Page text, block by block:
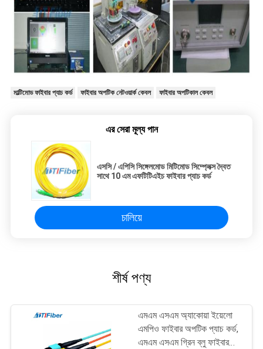
মাল্টিমোড ফাইবার প্যাচ কর্ড ফাইবার অপটিক নেটওয়ার্ক কেবল ফাইবার অপটিকাল কেবল
এর সেরা মূল্য পান
এসসি / এপিসি সিঙ্গেলমোড মিটিমোড সিম্প্লেক্স দ্বৈত
সাথে 10 এম এফটিটিএইচ ফাইবার প্যাচ কর্ড
চালিয়ে
শীর্ষ পণ্য
এমএম এসএম অ্যাকোয়া ইয়েলো
এমপিও ফাইবার অপটিক প্যাচ কর্ড,
এমএম এসএম গ্রিন ব্লু ফাইবার